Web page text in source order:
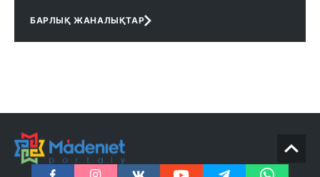
БАРЛЫҚ ЖАНАЛЫҚТАР